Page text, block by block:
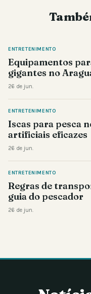
ENTRETENIMENTO
Equipamentos
gigantes no
26 de jun.
ENTRETENIMENTO
Iscas para pesca
artificiais eficazes
26 de jun.
ENTRETENIMENTO
Regras de
guia do pescador
26 de jun.